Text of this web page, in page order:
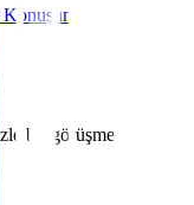
bir görüşme